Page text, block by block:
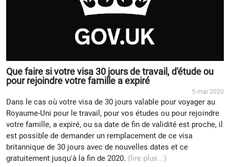
Que faire si votre visa 30 jours de travail, d'étude ou
pour rejoindre votre famille a expiré
5 mai 2020
Dans le cas où votre visa de 30 jours valable pour voyager au
Royaume-Uni pour le travail, pour vos études ou pour rejoindre
votre famille, a expiré, ou sa date de fin de validité est proche, il
est possible de demander un remplacement de ce visa
britannique de 30 jours avec de nouvelles dates et ce
gratuitement jusqu'à la fin de 2020. (lire plus...)